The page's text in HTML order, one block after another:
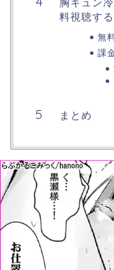
料視聴す
無
課
まとめ